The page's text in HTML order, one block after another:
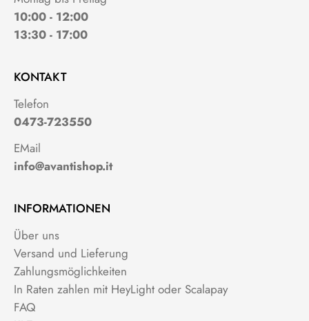
10:00 - 12:00
13:30 - 17:00
KONTAKT
Telefon
0473-723550
EMail
info@avantishop.it
INFORMATIONEN
Über uns
Versand und Lieferung
Zahlungsmöglichkeiten
In Raten zahlen mit HeyLight oder Scalapay
FAQ